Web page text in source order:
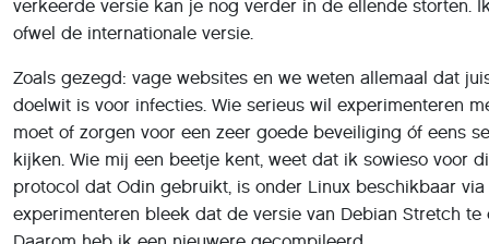
Zoals gezegd: vage websites en we weten allemaal dat
moet of zorgen voor een zeer goede beveiliging óf eens
kijken. Wie mij een beetje kent, weet dat ik sowieso voor
protocol dat Odin gebruikt, is onder Linux beschikbaar
experimenteren bleek dat de versie van Debian Stretch te
Daarom heb ik een nieuwere gecompileerd.
PIT